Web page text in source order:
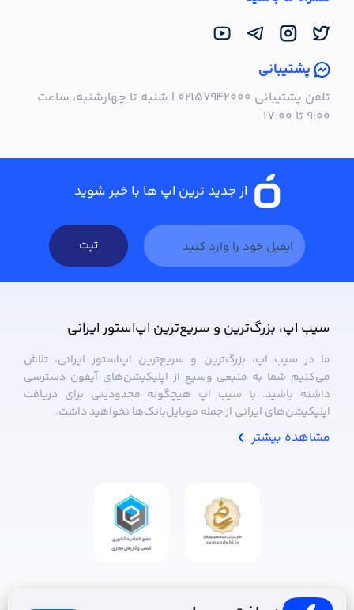
پشتیبانی
تلفن پشتیبانی ۰۲۱۵۷۹۴۲۰۰۰ | شنبه تا چهارشنبه، ساعت
۹:۰۰ تا ۱۷:۰۰
از جدید ترین اپ ها با خبر شوید
ثبت
سیب ‌اپ، بزرگ‌ترین و سریع‌ترین اپ‌استور ایرانی
ما در سیب ‌اپ، بزرگ‌ترین و سریع‌ترین اپ‌استور ایرانی، تلاش
می‌کنیم شما به منبعی وسیع از اپلیکیشن‌های آیفون دسترسی
داشته باشید. با سیب ‌اپ هیچگونه محدودیتی برای دریافت
اپلیکیشن‌های ایرانی از جمله موبایل‌بانک‌ها نخواهید داشت.
مشاهده بیشتر